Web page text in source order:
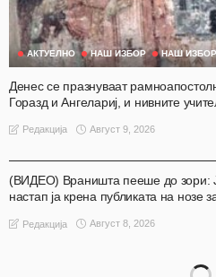
АКТУЕЛНО НАШ ИЗБОР НАШ ИЗБОР
Денес се празнуваат
Горазд и Ангелариј, и нивните
Редакција Август 9, 2026
(ВИДЕО) Враништа пееше до зори:
настап ја крена публиката на нозе
Редакција Август 8, 2026